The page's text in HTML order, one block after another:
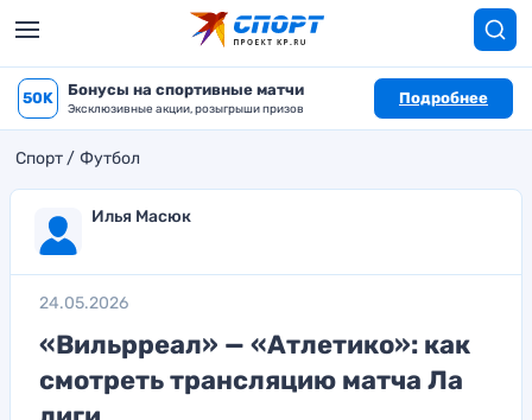
50K Бонусы на спортивные матчи
Эксклюзивные акции, розыгрыши призов
Подробнее
Спорт Футбол
Илья Масюк
24.05.2026
«Вильрреал» — «Атлетико»: как
смотреть трансляцию матча Ла